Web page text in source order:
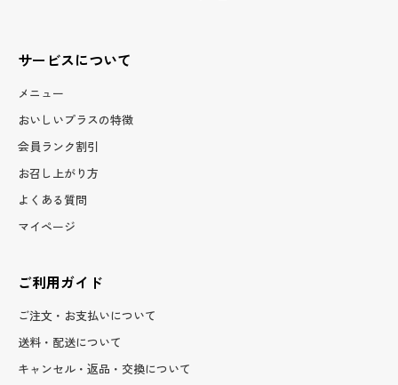
サービスについて
メニュー
おいしいプラスの特徴
会員ランク割引
お召し上がり方
よくある質問
マイページ
ご利用ガイド
ご注文・お支払いについて
送料・配送について
キャンセル・返品・交換について